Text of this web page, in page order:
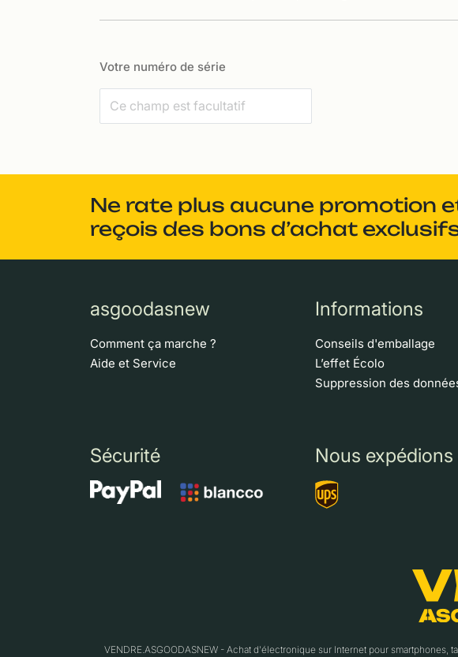
Votre numéro de série
Ne rate plus aucune promotion
reçois des bons d’achat
asgoodasnew
Comment ça marche ?
Aide et Service
Informations
Conseils d'emballage
L’effet Écolo
Suppression des
Sécurité Nous expédions
VENDRE.ASGOODASNEW - Achat d'électronique sur Internet pour